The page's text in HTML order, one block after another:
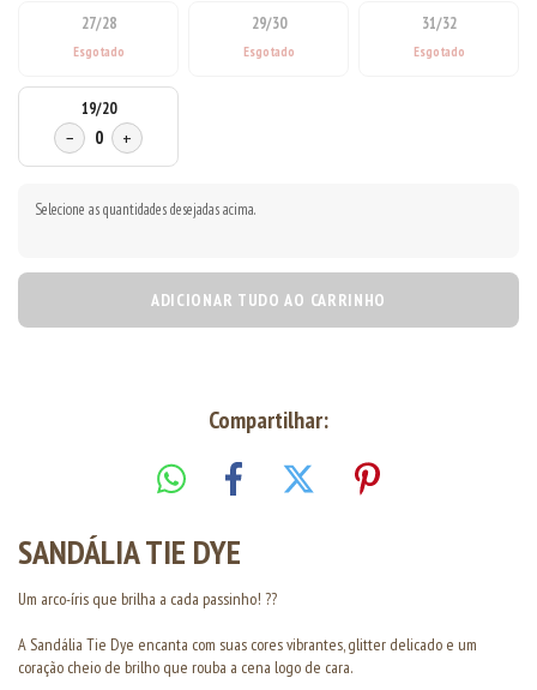
27/28 29/30 31/32
19/20
− 0 +
Selecione as quantidades desejadas acima.
ADICIONAR TUDO AO CARRINHO
Compartilhar:
SANDÁLIA TIE DYE
Um arco-íris que brilha a cada passinho! ??
A Sandália Tie Dye encanta com suas cores vibrantes, glitter delicado e um
coração cheio de brilho que rouba a cena logo de cara.